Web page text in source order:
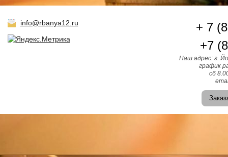
info@rbanya12.ru
+ 7
+7
Наш адрес: г.
график
сб